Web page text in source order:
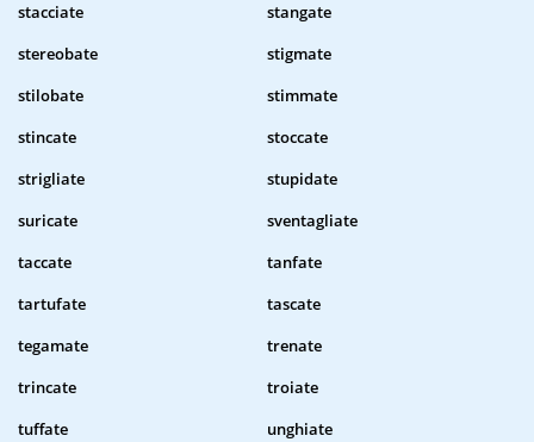
stacciate
stangate
stereobate
stigmate
stilobate
stimmate
stincate
stoccate
strigliate
stupidate
suricate
sventagliate
taccate
tanfate
tartufate
tascate
tegamate
trenate
trincate
troiate
tuffate
unghiate